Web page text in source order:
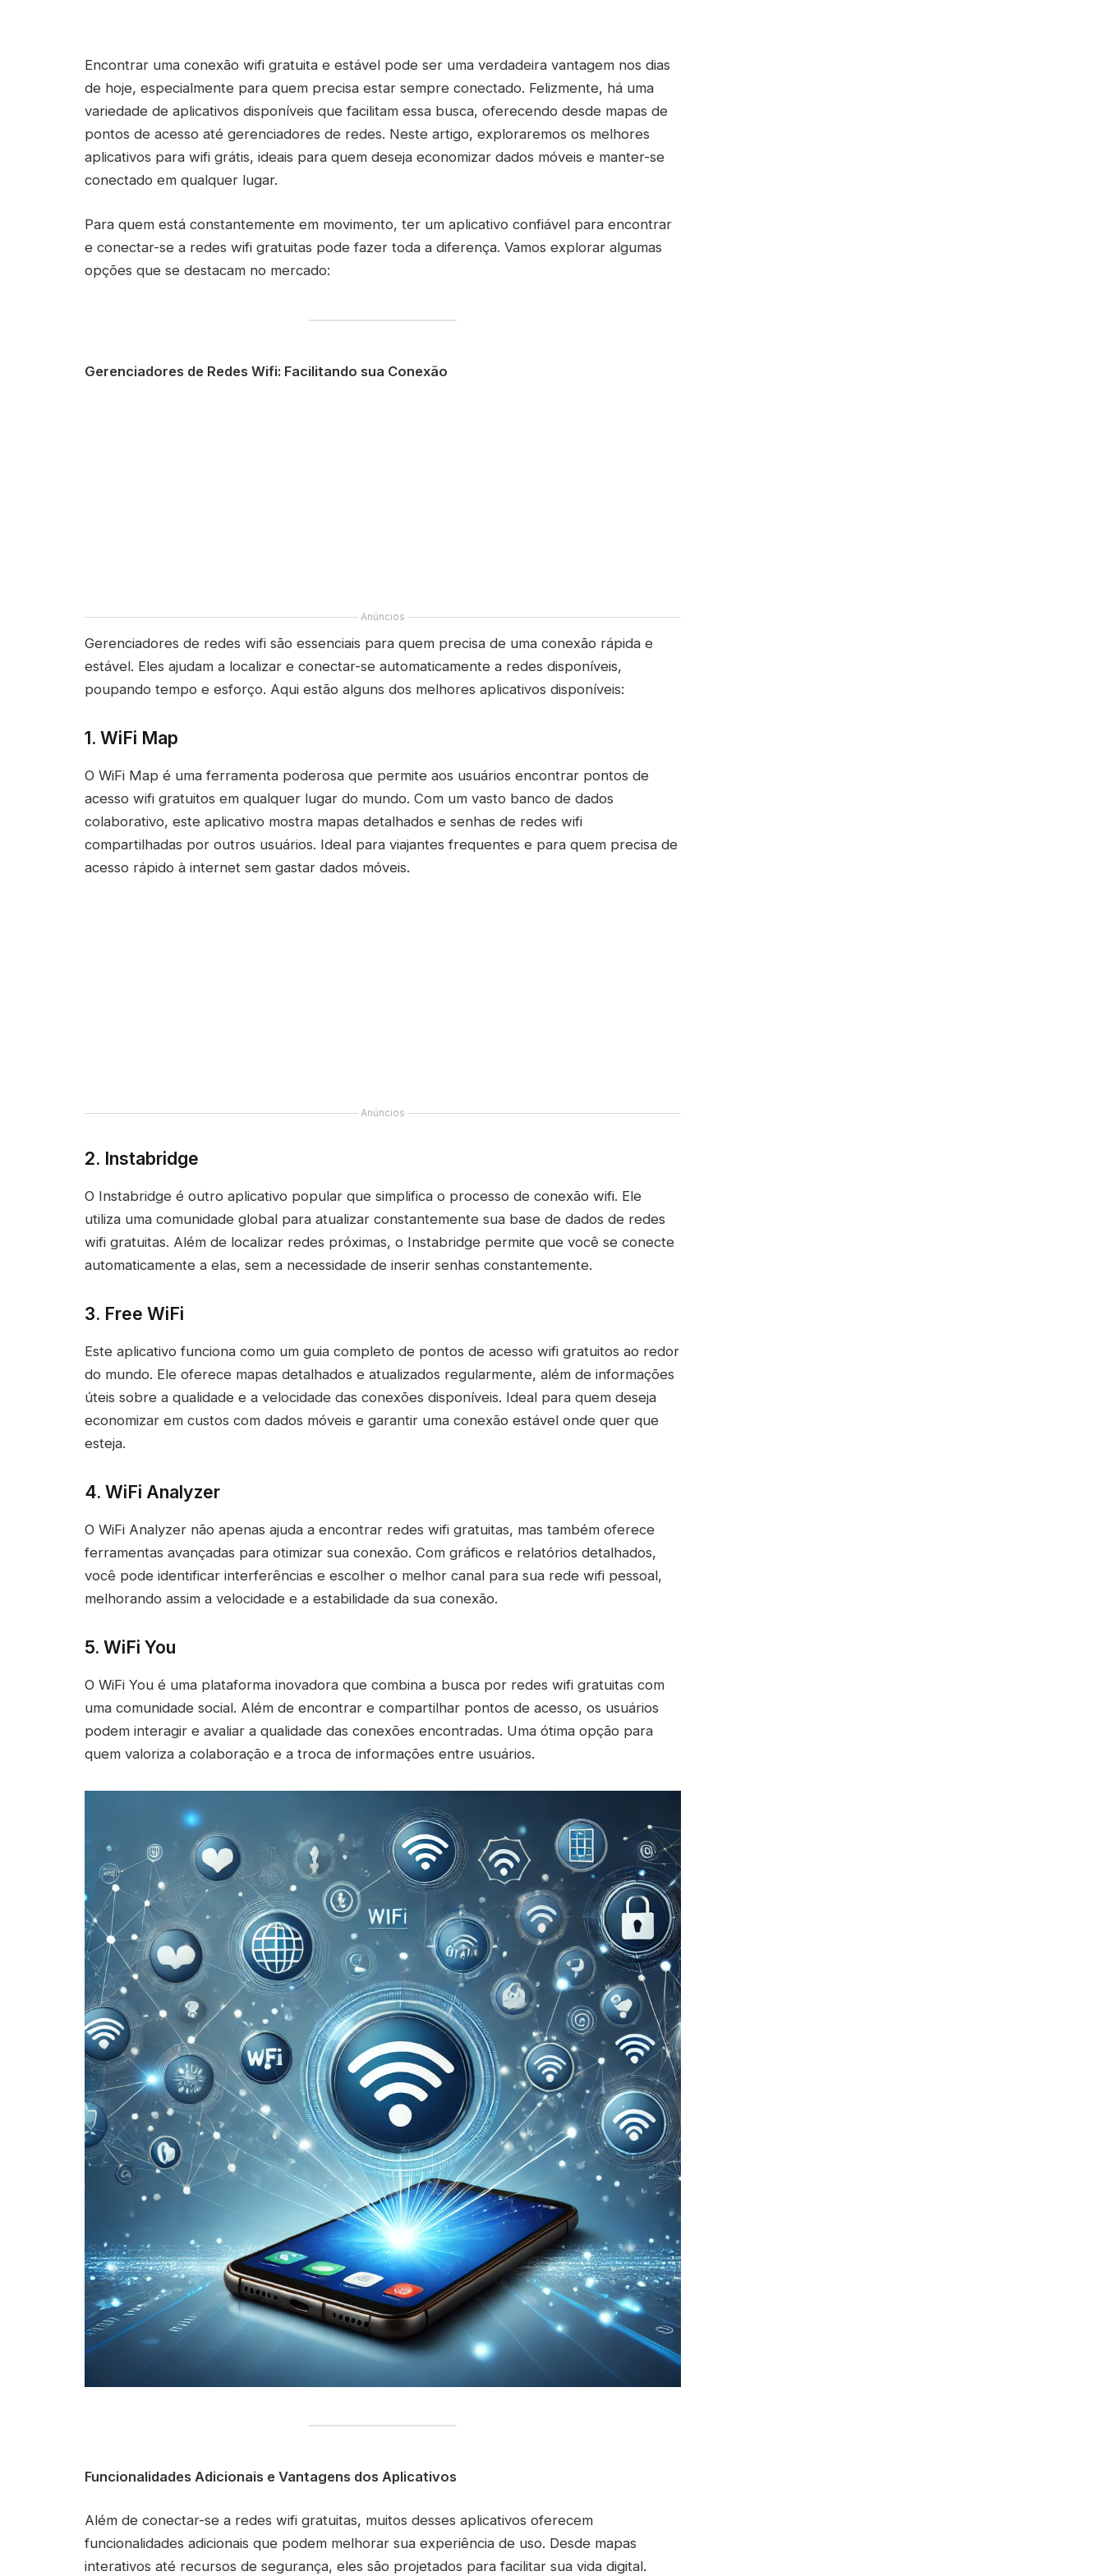
Encontrar uma conexão wifi gratuita e estável pode ser uma verdadeira vantagem nos dias
de hoje, especialmente para quem precisa estar sempre conectado. Felizmente, há uma
variedade de aplicativos disponíveis que facilitam essa busca, oferecendo desde mapas de
pontos de acesso até gerenciadores de redes. Neste artigo, exploraremos os melhores
aplicativos para wifi grátis, ideais para quem deseja economizar dados móveis e manter-se
conectado em qualquer lugar.
Para quem está constantemente em movimento, ter um aplicativo confiável para encontrar
e conectar-se a redes wifi gratuitas pode fazer toda a diferença. Vamos explorar algumas
opções que se destacam no mercado:
Gerenciadores de Redes Wifi: Facilitando sua Conexão
Anúncios
Gerenciadores de redes wifi são essenciais para quem precisa de uma conexão rápida e
estável. Eles ajudam a localizar e conectar-se automaticamente a redes disponíveis,
poupando tempo e esforço. Aqui estão alguns dos melhores aplicativos disponíveis:
1. WiFi Map
O WiFi Map é uma ferramenta poderosa que permite aos usuários encontrar pontos de
acesso wifi gratuitos em qualquer lugar do mundo. Com um vasto banco de dados
colaborativo, este aplicativo mostra mapas detalhados e senhas de redes wifi
compartilhadas por outros usuários. Ideal para viajantes frequentes e para quem precisa de
acesso rápido à internet sem gastar dados móveis.
Anúncios
2. Instabridge
O Instabridge é outro aplicativo popular que simplifica o processo de conexão wifi. Ele
utiliza uma comunidade global para atualizar constantemente sua base de dados de redes
wifi gratuitas. Além de localizar redes próximas, o Instabridge permite que você se conecte
automaticamente a elas, sem a necessidade de inserir senhas constantemente.
3. Free WiFi
Este aplicativo funciona como um guia completo de pontos de acesso wifi gratuitos ao redor
do mundo. Ele oferece mapas detalhados e atualizados regularmente, além de informações
úteis sobre a qualidade e a velocidade das conexões disponíveis. Ideal para quem deseja
economizar em custos com dados móveis e garantir uma conexão estável onde quer que
esteja.
4. WiFi Analyzer
O WiFi Analyzer não apenas ajuda a encontrar redes wifi gratuitas, mas também oferece
ferramentas avançadas para otimizar sua conexão. Com gráficos e relatórios detalhados,
você pode identificar interferências e escolher o melhor canal para sua rede wifi pessoal,
melhorando assim a velocidade e a estabilidade da sua conexão.
5. WiFi You
O WiFi You é uma plataforma inovadora que combina a busca por redes wifi gratuitas com
uma comunidade social. Além de encontrar e compartilhar pontos de acesso, os usuários
podem interagir e avaliar a qualidade das conexões encontradas. Uma ótima opção para
quem valoriza a colaboração e a troca de informações entre usuários.
Funcionalidades Adicionais e Vantagens dos Aplicativos
Além de conectar-se a redes wifi gratuitas, muitos desses aplicativos oferecem
funcionalidades adicionais que podem melhorar sua experiência de uso. Desde mapas
interativos até recursos de segurança, eles são projetados para facilitar sua vida digital.